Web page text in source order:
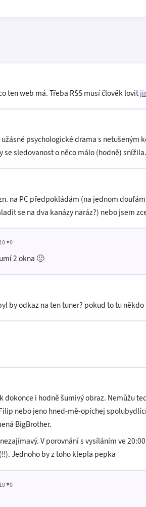
ten web má. Třeba RSS musí člověk lovit
psychologické drama s
sledovanost o něco málo (hodně) snížila.
na PC předpokládám (na jednom
se na dva kanázy naráz?) nebo jsem
▼0
2 okna 🙂
by odkaz na ten tuner? pokud to tu
i hodně šumivý obraz. Nemůžu
nebo jeno hned-mě-opíchej
BigBrother.
V porovnání s vysíláním ve
Jednoho by z toho klepla pepka
▼0